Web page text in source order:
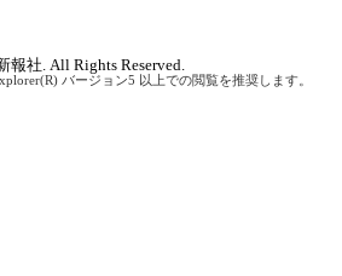
報社. All Rights Reserved.
バージョン5 以上での閲覧を推奨します。